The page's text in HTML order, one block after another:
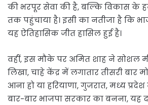
की भरपूर सेवा की है, बल्कि विकास के
तक पहुंचाया है। इसी का नतीजा है कि
यह ऐतिहासिक जीत हासिल हुई है।
वहीं, इस मौके पर अमित शाह ने सोशल
लिखा, चाहे केंद्र में लगातार तीसरी बार
आना हो या हरियाणा, गुजरात, मध्य
बार-बार भाजपा सरकार का बनना, यह